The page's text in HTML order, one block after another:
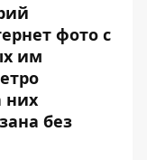
фото с
им
них
без